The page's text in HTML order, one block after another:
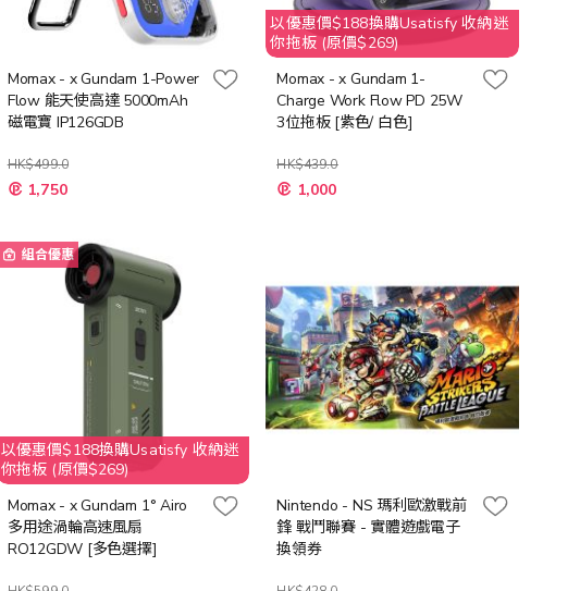
Momax - x Gundam 1-Power
Flow 能天使高達 5000mAh
磁電寶 IP126GDB
HK$499.0
特
殊 1,750
以優惠價$188換購Usatisfy 收納迷
你拖板 (原價$269)
Momax - x Gundam 1-
Charge Work Flow PD 25W
3位拖板 [紫色/ 白色]
HK$439.0
1,000
組合優惠
以優惠價$188換購Usatisfy 收納迷
你拖板 (原價$269)
Momax - x Gundam 1° Airo
多用途渦輪高速風扇
RO12GDW [多色選擇]
Nintendo - NS 瑪利歐激戰前
鋒 戰鬥聯賽 - 實體遊戲電子
換領券